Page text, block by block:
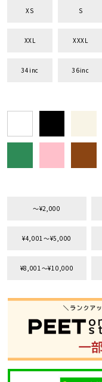
キーワードから探す
並び順
カテゴリ
29inc
34inc
40inc
XS S
XXL XXXL
34inc 36inc
〜¥2,000
¥4,001〜¥5,000
¥8,001〜¥10,000